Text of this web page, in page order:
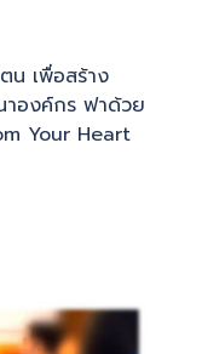
เพื่อสร้าง
องค์กร ฟาด้วย
Your Heart